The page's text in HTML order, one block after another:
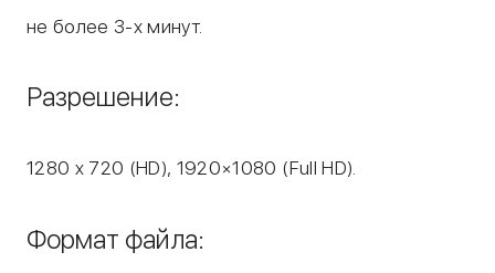
не более 3-х минут.
Разрешение:
1280 x 720 (HD), 1920×1080 (Full HD).
Формат файла: